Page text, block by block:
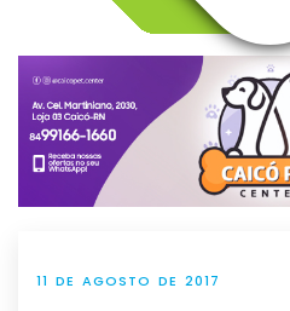
11 DE AGOSTO DE 2017